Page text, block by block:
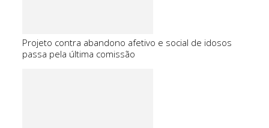
Projeto contra abandono afetivo e social de idosos
passa pela última comissão